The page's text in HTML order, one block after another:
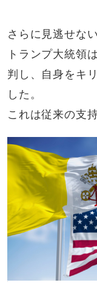
さらに見逃せな
トランプ大統領
判し、自身をキ
した。
これは従来の支